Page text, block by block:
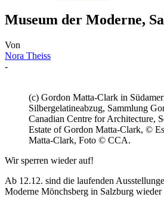
Museum der Moderne,
Von
Nora Theiss
-
(c) Gordon Matta-Clark in
Silbergelatineabzug, Sammlung
Canadian Centre for Architecture,
Estate of Gordon Matta-Clark, ©
Matta-Clark, Foto © CCA.
Wir sperren wieder auf!
Ab 12.12. sind die laufenden
Moderne Mönchsberg in Salzburg